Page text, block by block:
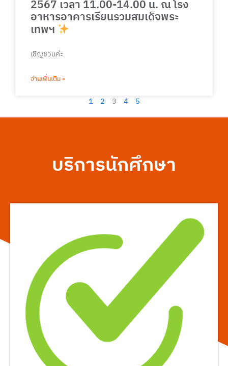
2567 เวลา 11.00-14.00 น. ณ โรง
อาหารอาคารเรียนรวมสมเด็จพระ
เทพฯ
เชิญชวนค่ะ
อ่านเพิ่มเติม »
1 2 3 4 5
บริการนักศึกษา